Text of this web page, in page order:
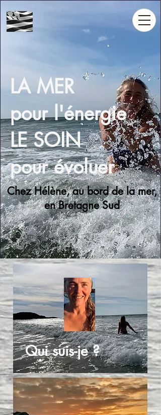
LA MER
pour l'énergie
LE SOIN
pour évoluer
Chez Hélène, au bord de la mer,
en Bretagne Sud
Qui suis-je ?